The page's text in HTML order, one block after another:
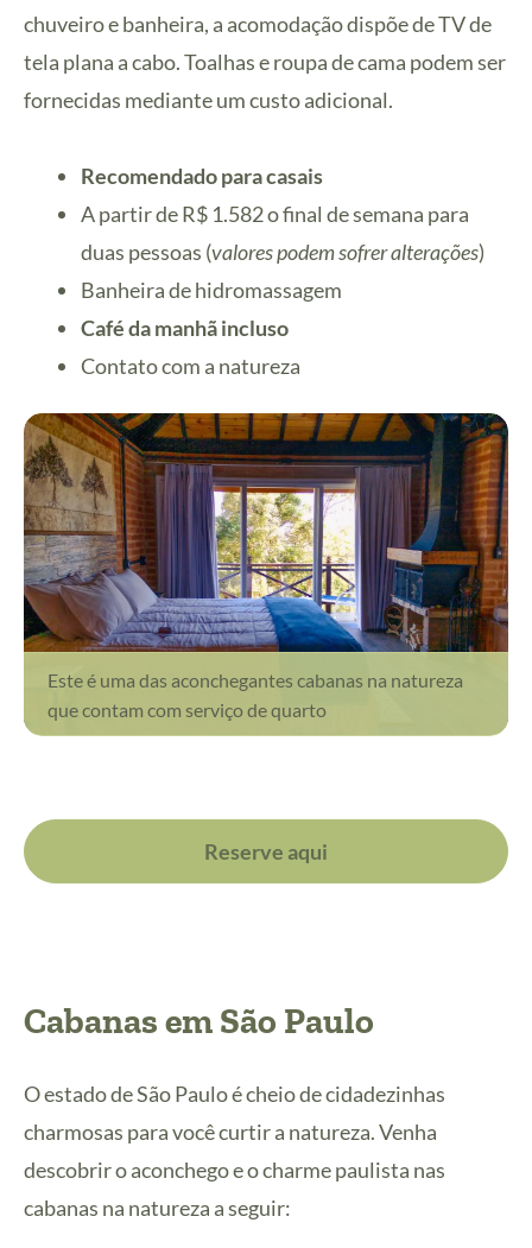
chuveiro e banheira, a acomodação dispõe de TV de
tela plana a cabo. Toalhas e roupa de cama podem ser
fornecidas mediante um custo adicional.
Recomendado para casais
A partir de R$ 1.582 o final de semana para
duas pessoas (valores podem sofrer alterações)
Banheira de hidromassagem
Café da manhã incluso
Contato com a natureza
Este é uma das aconchegantes cabanas na natureza
que contam com serviço de quarto
Reserve aqui
Cabanas em São Paulo
O estado de São Paulo é cheio de cidadezinhas
charmosas para você curtir a natureza. Venha
descobrir o aconchego e o charme paulista nas
cabanas na natureza a seguir: